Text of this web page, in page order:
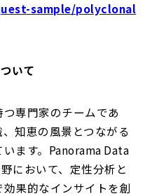
sample/polyclonal
いて
専門家のチームであ
知恵の風景とつながる
ます。Panorama Data
において、定性分析と
果的なインサイトを創